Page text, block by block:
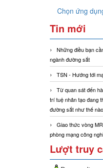
Chọn ứng
Tin mới
Những điều bạn
ngành đường sắt
TSN - Hướng tới
Từ quan sát đến
trí tuệ nhân tạo đang
đường sắt như thế
Giao thức vòng
phòng mạng công
Lượt truy